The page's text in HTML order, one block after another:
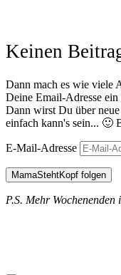
Keinen
Dann mach es wie viele
Deine Email-Adresse
Dann wirst Du über
einfach kann's sein... 🙂
E-Mail-Adresse
MamaStehtKopf folgen
P.S. Mehr Wochenenden